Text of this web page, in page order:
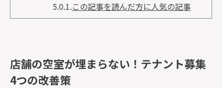
5.0.1.この記事を読んだ方に人気の記事
店舗の空室が埋まらない！テナント募集
4つの改善策